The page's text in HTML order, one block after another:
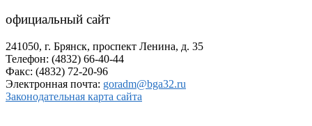
официальный сайт
241050, г. Брянск, проспект Ленина, д. 35
Телефон: (4832) 66-40-44
Факс: (4832) 72-20-96
Электронная почта: goradm@bga32.ru
Законодательная карта сайта